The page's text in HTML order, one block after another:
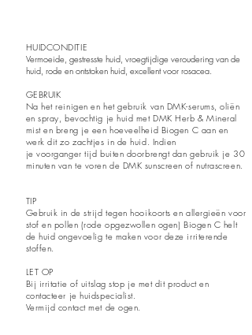
HUIDCONDITIE
Vermoeide, gestresste huid, vroegtijdige veroudering van de
huid, rode en ontstoken huid, excellent voor rosacea.
GEBRUIK
Na het reinigen en het gebruik van DMK-serums, oliën
en spray, bevochtig je huid met DMK Herb & Mineral
mist en breng je eenhoeveelheid Biogen C aan en
werk dit zo zachtjes in de huid. Indien
jevoorganger tijd buiten doorbrengt dan gebruik je 30
minuten van te voren de DMK sunscreen of nutrascreen.
TIP
Gebruik in de strijd tegen hooikoorts en allergieën voor
stof en pollen (rode opgezwollen ogen) Biogen C helt
de huid ongevoelig te maken voor deze irriterende
stoffen.
LET OP
Bij irritatie of uitslag stop je met dit product en
contacteer je huidspecialist.
Vermijd contact met de ogen.